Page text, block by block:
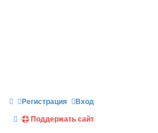
Вход
Регистрация
Поддержать сайт
П